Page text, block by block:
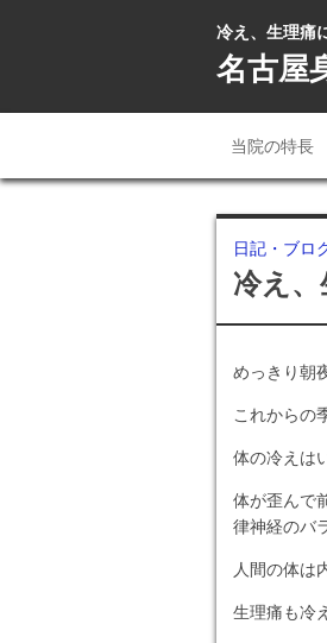
冷え、生理痛
名古屋
当院の特長
日記・ブロ
冷え、
めっきり朝
これからの
体の冷えは
体が歪んで
律神経のバ
人間の体は
生理痛も冷